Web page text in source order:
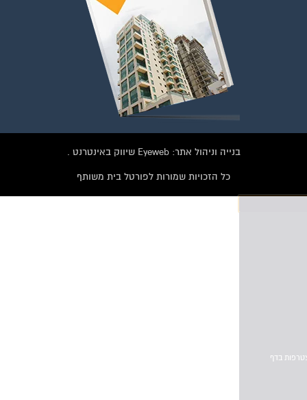
בנייה וניהול אתר: Eyeweb שיווק באינטרנט .
כל הזכויות שמורות לפורטל בית משותף